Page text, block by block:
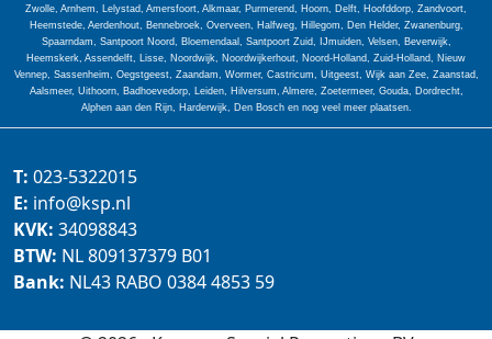
Zwolle, Arnhem, Lelystad, Amersfoort, Alkmaar, Purmerend, Hoorn, Delft, Hoofddorp, Zandvoort,
Heemstede, Aerdenhout, Bennebroek, Overveen, Halfweg, Hillegom, Den Helder, Zwanenburg,
Spaarndam, Santpoort Noord, Bloemendaal, Santpoort Zuid, IJmuiden, Velsen, Beverwijk,
Heemskerk, Assendelft, Lisse, Noordwijk, Noordwijkerhout, Noord-Holland, Zuid-Holland, Nieuw
Vennep, Sassenheim, Oegstgeest, Zaandam, Wormer, Castricum, Uitgeest, Wijk aan Zee, Zaanstad,
Aalsmeer, Uithoorn, Badhoevedorp, Leiden, Hilversum, Almere, Zoetermeer, Gouda, Dordrecht,
Alphen aan den Rijn, Harderwijk, Den Bosch en nog veel meer plaatsen.
T: 023-5322015
E: info@ksp.nl
KVK: 34098843
BTW: NL 809137379 B01
Bank: NL43 RABO 0384 4853 59